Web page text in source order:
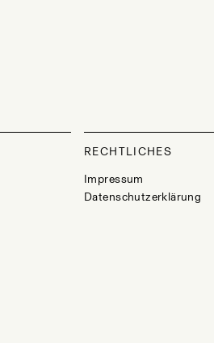
RECHTLICHES
Impressum
Datenschutzerklärung